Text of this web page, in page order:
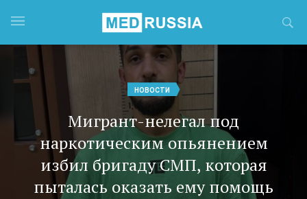
НОВОСТИ
Мигрант-нелегал под
наркотическим опьянением
избил бригаду СМП, которая
пыталась оказать ему помощь